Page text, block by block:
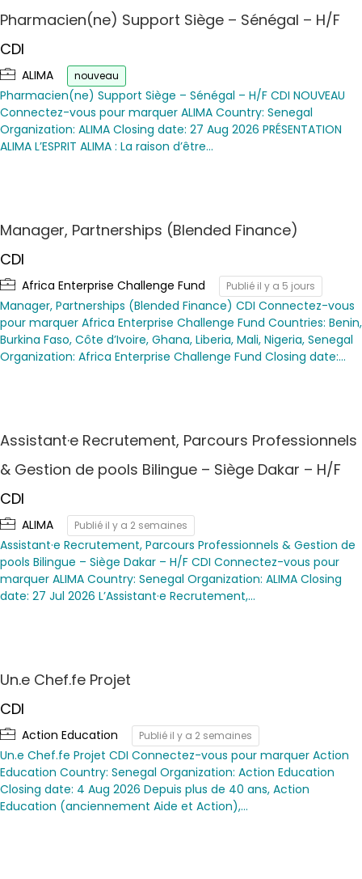
Pharmacien(ne) Support Siège – Sénégal – H/F
CDI
ALIMA nouveau
Pharmacien(ne) Support Siège – Sénégal – H/F CDI NOUVEAU
Connectez-vous pour marquer ALIMA Country: Senegal
Organization: ALIMA Closing date: 27 Aug 2026 PRÉSENTATION
ALIMA L’ESPRIT ALIMA : La raison d’être…
Manager, Partnerships (Blended Finance)
CDI
Africa Enterprise Challenge Fund Publié il y a 5 jours
Manager, Partnerships (Blended Finance) CDI Connectez-vous
pour marquer Africa Enterprise Challenge Fund Countries: Benin,
Burkina Faso, Côte d’Ivoire, Ghana, Liberia, Mali, Nigeria, Senegal
Organization: Africa Enterprise Challenge Fund Closing date:…
Assistant·e Recrutement, Parcours Professionnels
& Gestion de pools Bilingue – Siège Dakar – H/F
CDI
ALIMA Publié il y a 2 semaines
Assistant·e Recrutement, Parcours Professionnels & Gestion de
pools Bilingue – Siège Dakar – H/F CDI Connectez-vous pour
marquer ALIMA Country: Senegal Organization: ALIMA Closing
date: 27 Jul 2026 L’Assistant·e Recrutement,…
Un.e Chef.fe Projet
CDI
Action Education Publié il y a 2 semaines
Un.e Chef.fe Projet CDI Connectez-vous pour marquer Action
Education Country: Senegal Organization: Action Education
Closing date: 4 Aug 2026 Depuis plus de 40 ans, Action
Education (anciennement Aide et Action),…